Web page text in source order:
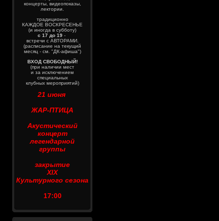
концерты, видеопоказы,
лектории.
традиционно
КАЖДОЕ ВОСКРЕСЕНЬЕ
(и иногда в субботу)
с 17 до 19 -
встречи с АВТОРАМИ.
(расписание на текущий
месяц - см. "ДК-афиша")
ВХОД СВОБОДНЫЙ!
(при наличии мест
и за исключением
специальных
клубных мероприятий)
21 июня
ЖАР-ПТИЦА
Акустический
концерт
легендарной
группы
закрытие
XIX
Культурного сезона
17:00